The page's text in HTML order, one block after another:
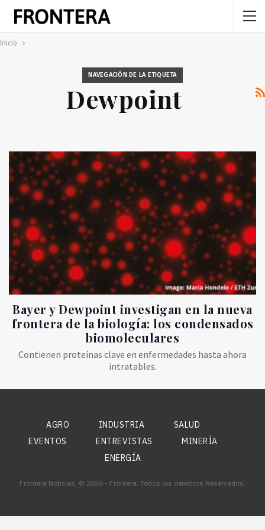
Inicio
NAVEGACIÓN DE LA ETIQUETA
Dewpoint
Bayer y Dewpoint investigan en la nueva
frontera de la biología: los condensados
biomoleculares
Contienen proteínas clave en enfermedades hasta ahora
intratables.
AGRO INDUSTRIA
SALUD
EVENTOS
ENTREVISTAS
MINERÍA
ENERGÍA
Frontera Noticias. © 2026 - Frontera. Todos los derechos Reservados.